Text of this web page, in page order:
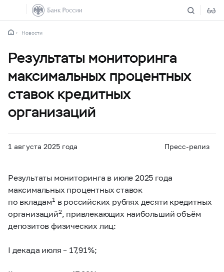
Новости
Результаты мониторинга
максимальных процентных
ставок кредитных
организаций
1 августа 2025 года Пресс-релиз
Результаты мониторинга в июле 2025 года
максимальных процентных ставок
по вкладам1 в российских рублях десяти кредитных
организаций2, привлекающих наибольший объём
депозитов физических лиц:
I декада июля – 17,91%;